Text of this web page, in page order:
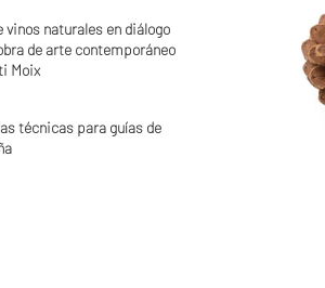
vinos naturales en diálogo
de arte contemporáneo
Moix
técnicas para guías de